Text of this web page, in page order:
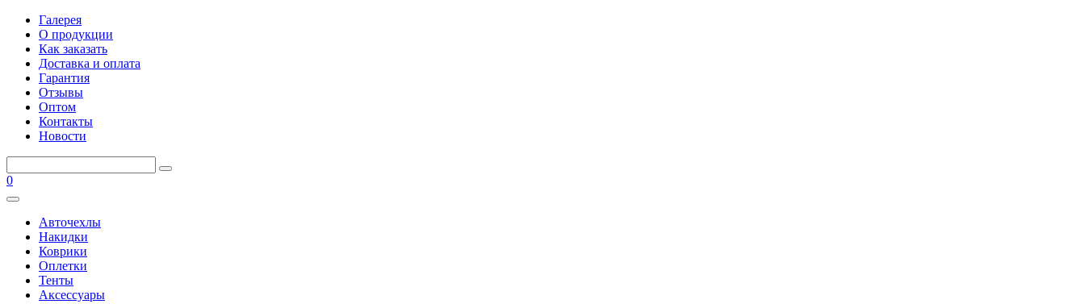
Галерея
О продукции
Как заказать
Доставка и оплата
Гарантия
Отзывы
Оптом
Контакты
Новости
0
Авточехлы
Накидки
Коврики
Оплетки
Тенты
Аксессуары